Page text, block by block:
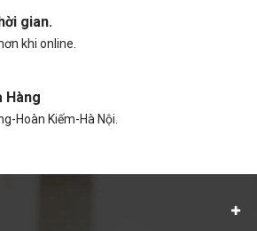
gian.
khi online.
Hàng
Hoàn Kiếm-Hà Nội.